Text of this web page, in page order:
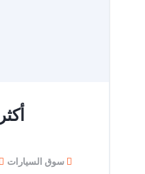
سوق السيارات